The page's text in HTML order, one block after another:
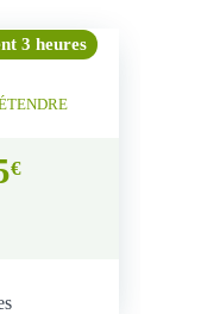
3 heures
€